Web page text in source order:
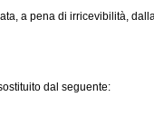
a pena di irricevibilità,
dal seguente: